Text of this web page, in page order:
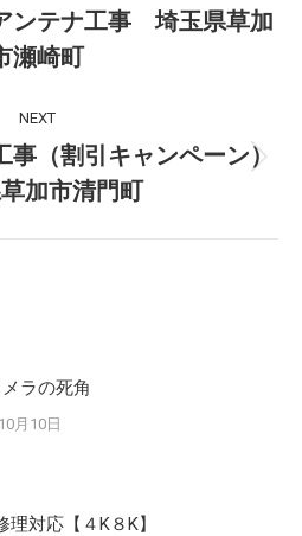
Previous
post:
ンテナ工事 埼玉県草加
瀬崎町
NEXT
Next
post:
事（割引キャンペーン）
加市清門町
ラの死角
月10日
理対応【４K８K】